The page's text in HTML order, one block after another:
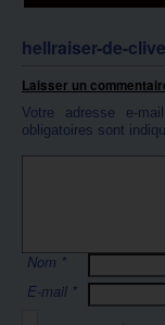
hellraiser-de-
Laisser un
Votre adresse e-
obligatoires sont
Nom *
E-mail *